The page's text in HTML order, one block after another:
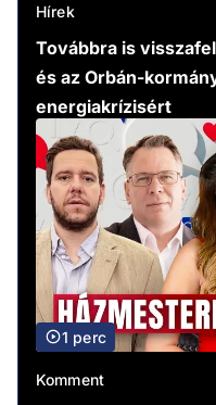
Hírek
Továbbra is
és az Orbán-
energiakrízisért
1 perc
Komment